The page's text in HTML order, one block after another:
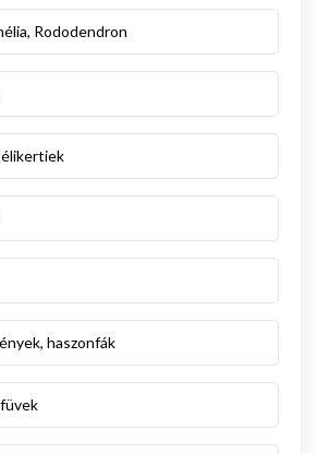
Rododendron
haszonfák